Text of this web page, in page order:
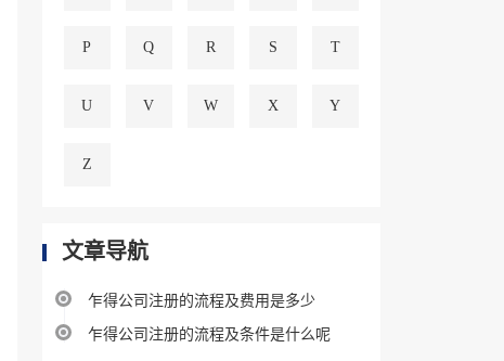
P Q R S T
U V W X Y
Z
文章导航
乍得公司注册的流程及费用是多少
乍得公司注册的流程及条件是什么呢